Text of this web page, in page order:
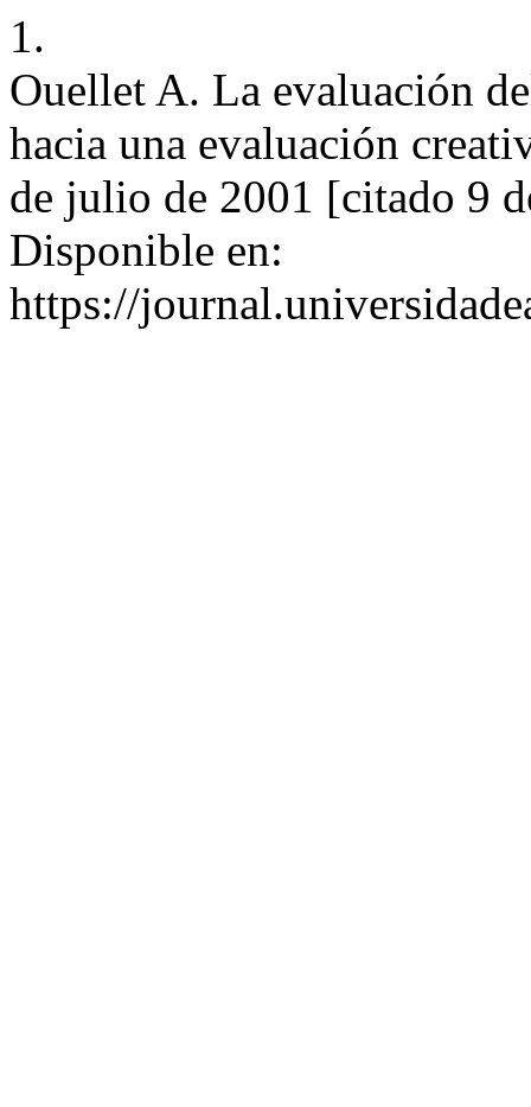
1.
Ouellet A. La evaluación
hacia una evaluación
de julio de 2001 [citado 9
Disponible en:
https://